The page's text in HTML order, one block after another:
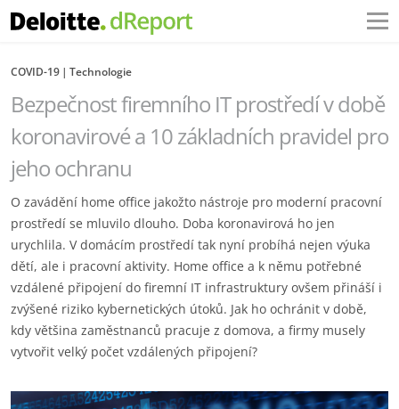
COVID-19 Technologie
Bezpečnost firemního IT prostředí v době
koronavirové a 10 základních pravidel pro
jeho ochranu
O zavádění home office jakožto nástroje pro moderní pracovní
prostředí se mluvilo dlouho. Doba koronavirová ho jen
urychlila. V domácím prostředí tak nyní probíhá nejen výuka
dětí, ale i pracovní aktivity. Home office a k němu potřebné
vzdálené připojení do firemní IT infrastruktury ovšem přináší i
zvýšené riziko kybernetických útoků. Jak ho ochránit v době,
kdy většina zaměstnanců pracuje z domova, a firmy musely
vytvořit velký počet vzdálených připojení?